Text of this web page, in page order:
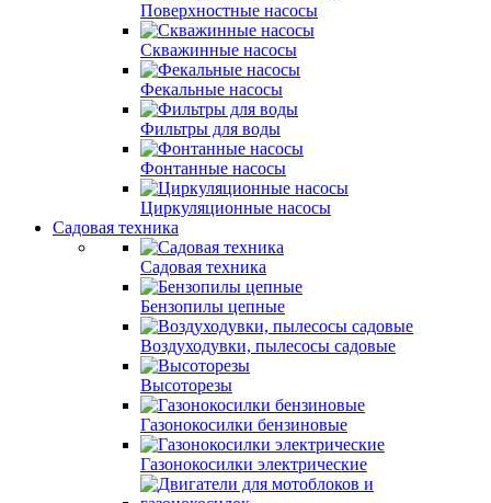
Поверхностные насосы
Скважинные насосы
Фекальные насосы
Фильтры для воды
Фонтанные насосы
Циркуляционные насосы
Садовая техника
Садовая техника
Бензопилы цепные
Воздуходувки, пылесосы садовые
Высоторезы
Газонокосилки бензиновые
Газонокосилки электрические